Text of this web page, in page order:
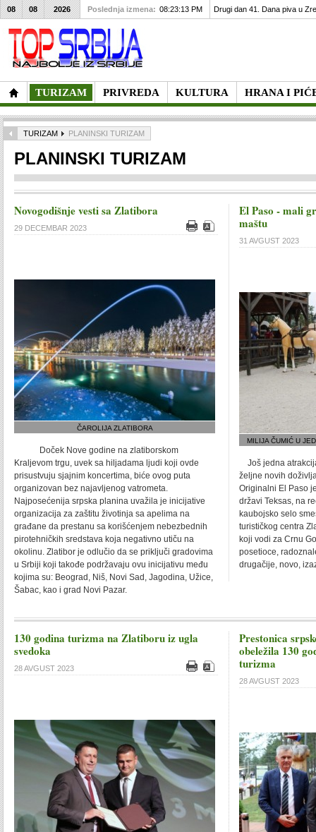
TURIZAM PRIVREDA KULTURA HRANA I
08 08 2026 Poslednja izmena: 08:23:13 PM Drugi dan 41. Dana piva u
TURIZAM PLANINSKI TURIZAM
PLANINSKI TURIZAM
Novogodišnje vesti sa Zlatibora
29 DECEMBAR 2023
ČAROLIJA ZLATIBORA
Doček Nove godine na zlatiborskom
Kraljevom trgu, uvek sa hiljadama ljudi koji ovde
prisustvuju sjajnim koncertima, biće ovog puta
organizovan bez najavljenog vatrometa.
Najposećenija srpska planina uvažila je inicijative
organizacija za zaštitu životinja sa apelima na
građane da prestanu sa korišćenjem nebezbednih
pirotehničkih sredstava koja negativno utiču na
okolinu. Zlatibor je odlučio da se priključi gradovima
u Srbiji koji takođe podržavaju ovu inicijativu među
kojima su: Beograd, Niš, Novi Sad, Jagodina, Užice,
Šabac, kao i grad Novi Pazar.
El Paso - mali
maštu
31 AVGUST 2023
MILIJA ČUMIĆ U
Još jedna
željne novih
Originalni El Paso
državi Teksas, na
kaubojsko selo
turističkog centra
koji vodi za Crnu
posetioce,
drugačije, novo,
130 godina turizma na Zlatiboru iz ugla
svedoka
28 AVGUST 2023
Prestonica
obeležila 130
turizma
28 AVGUST 2023